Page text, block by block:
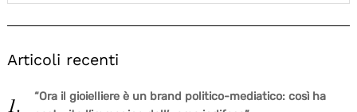
Articoli recenti
“Ora il gioielliere è un brand politico-mediatico: così ha